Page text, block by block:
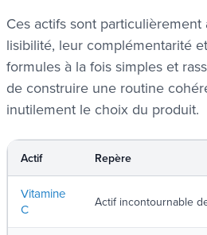
Ces actifs sont
lisibilité, leur complémentarité
formules à la fois simples et
de construire une routine
inutilement le choix du produit.
Actif Repère
Vitamine
C
Actif incontournable